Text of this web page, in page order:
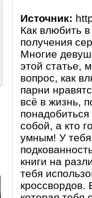
Источник:
Как влюбить
получения
Многие
этой статье,
вопрос, как
парни
всё в жизнь,
собой, а кто
умным! У тебя
книги на
тебя
кроссвордов.